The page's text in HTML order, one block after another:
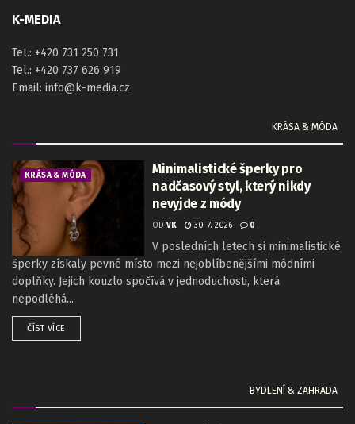
K-MEDIA
Tel.: +420 731 250 731
Tel.: +420 737 626 919
Email: info@k-media.cz
KRÁSA & MÓDA
KRÁSA & MÓDA
Minimalistické šperky pro
nadčasový styl, který nikdy
nevyjde z módy
OD VK 30. 7. 2026 0
V posledních letech si minimalistické
šperky získaly pevné místo mezi nejoblíbenějšími módními
doplňky. Jejich kouzlo spočívá v jednoduchosti, která
nepodléhá...
ČÍST VÍCE
BYDLENÍ & ZAHRADA